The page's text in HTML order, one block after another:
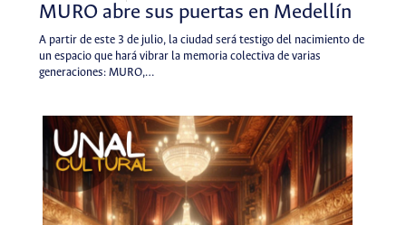
MURO abre sus puertas en Medellín
A partir de este 3 de julio, la ciudad será testigo del nacimiento de
un espacio que hará vibrar la memoria colectiva de varias
generaciones: MURO,…